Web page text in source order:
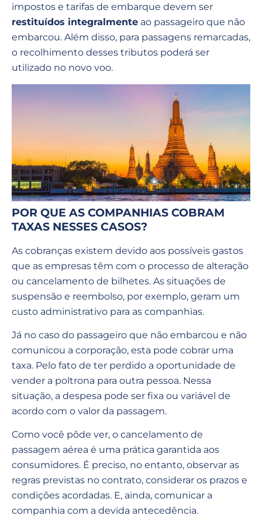
impostos e tarifas de embarque devem ser
restituídos integralmente ao passageiro que não
embarcou. Além disso, para passagens remarcadas,
o recolhimento desses tributos poderá ser
utilizado no novo voo.
POR QUE AS COMPANHIAS COBRAM
TAXAS NESSES CASOS?
As cobranças existem devido aos possíveis gastos
que as empresas têm com o processo de alteração
ou cancelamento de bilhetes. As situações de
suspensão e reembolso, por exemplo, geram um
custo administrativo para as companhias.
Já no caso do passageiro que não embarcou e não
comunicou a corporação, esta pode cobrar uma
taxa. Pelo fato de ter perdido a oportunidade de
vender a poltrona para outra pessoa. Nessa
situação, a despesa pode ser fixa ou variável de
acordo com o valor da passagem.
Como você pôde ver, o cancelamento de
passagem aérea é uma prática garantida aos
consumidores. É preciso, no entanto, observar as
regras previstas no contrato, considerar os prazos e
condições acordadas. E, ainda, comunicar a
companhia com a devida antecedência.